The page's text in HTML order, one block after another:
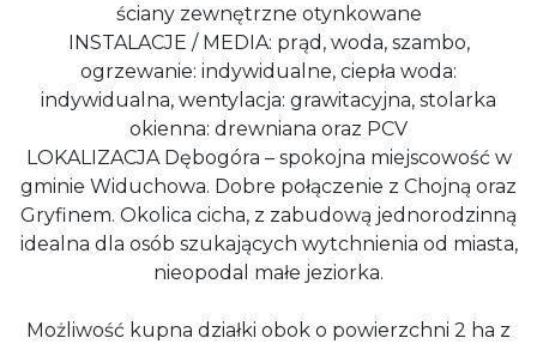
ściany zewnętrzne otynkowane
INSTALACJE / MEDIA: prąd, woda, szambo,
ogrzewanie: indywidualne, ciepła woda:
indywidualna, wentylacja: grawitacyjna, stolarka
okienna: drewniana oraz PCV
LOKALIZACJA Dębogóra – spokojna miejscowość w
gminie Widuchowa. Dobre połączenie z Chojną oraz
Gryfinem. Okolica cicha, z zabudową jednorodzinną
idealna dla osób szukających wytchnienia od miasta,
nieopodal małe jeziorka.
Możliwość kupna działki obok o powierzchni 2 ha z